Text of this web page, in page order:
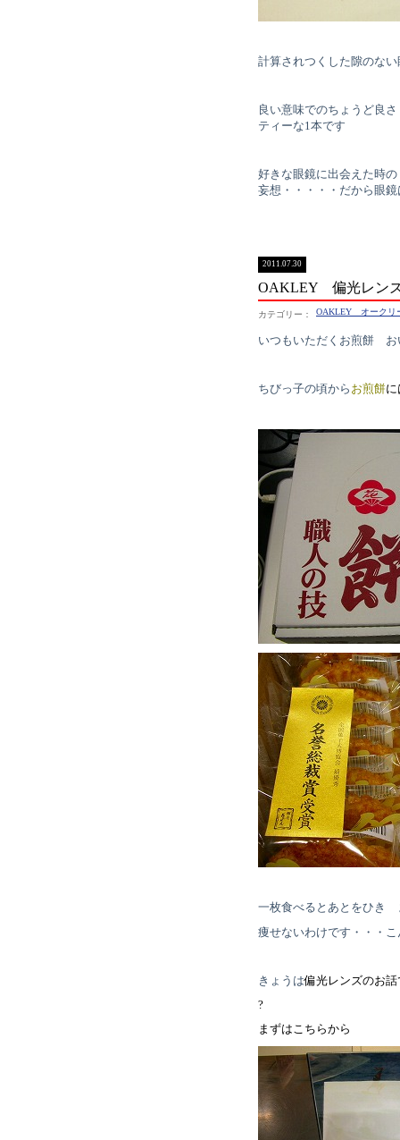
計算されつくした隙のな
良い意味でのちょうど良
ティーな1本です
好きな眼鏡に出会えた時
妄想・・・・・だから眼
OAKLEY 偏光レン
2011.07.30
OAKLEY オークリ
いつもいただくお煎餅 お
ちびっ子の頃から お煎餅に
一枚食べるとあとをひき
痩せないわけです・・・
きょうは偏光レンズのお話
?
まずはこちらから